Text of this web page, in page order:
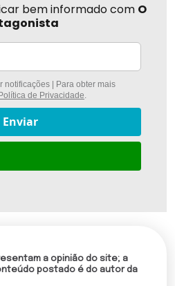
bem informado com O
notificações | Para obter mais
de Privacidade.
Enviar
a opinião do site; a
postado é do autor da